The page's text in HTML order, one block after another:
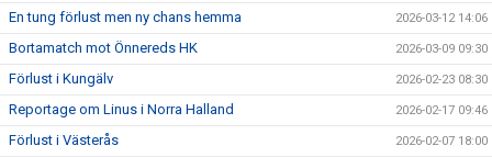
En tung förlust men ny chans hemma 2026-03-12 14:06
Bortamatch mot Önnereds HK 2026-03-09 09:30
Förlust i Kungälv 2026-02-23 08:30
Reportage om Linus i Norra Halland 2026-02-17 09:46
Förlust i Västerås 2026-02-07 18:00